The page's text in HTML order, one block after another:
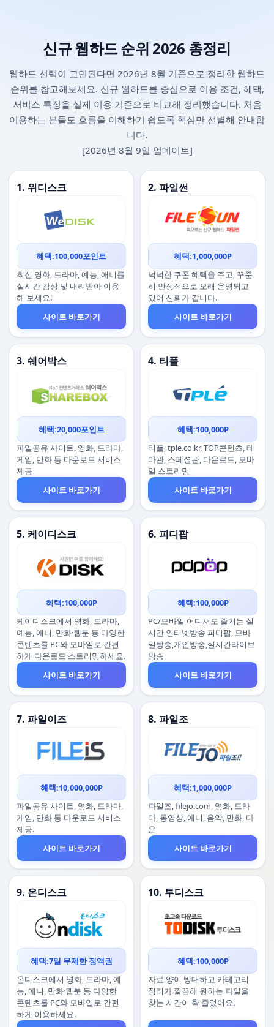
신규 웹하드 순위 2026 총정리
웹하드 선택이 고민된다면 2026년 8월 기준으로 정리한 웹하드
순위를 참고해보세요. 신규 웹하드를 중심으로 이용 조건, 혜택,
서비스 특징을 실제 이용 기준으로 비교해 정리했습니다. 처음
이용하는 분들도 흐름을 이해하기 쉽도록 핵심만 선별해 안내합
니다.
[2026년 8월 9일 업데이트]
1. 위디스크
혜택:100,000포인트
최신 영화, 드라마, 예능, 애니를
실시간 감상 및 내려받아 이용
해 보세요!
사이트 바로가기
2. 파일썬
혜택:1,000,000P
넉넉한 쿠폰 혜택을 주고, 꾸준
히 안정적으로 오래 운영되고
있어 신뢰가 갑니다.
사이트 바로가기
3. 쉐어박스
혜택:20,000포인트
파일공유 사이트, 영화, 드라마,
게임, 만화 등 다운로드 서비스
제공
사이트 바로가기
4. 티플
혜택:100,000P
티플, tple.co.kr, TOP콘텐츠, 테
마관, 스페셜관, 다운로드, 모바
일 스트리밍
사이트 바로가기
5. 케이디스크
혜택:100,000P
케이디스크에서 영화, 드라마,
예능, 애니, 만화·웹툰 등 다양한
콘텐츠를 PC와 모바일로 간편
하게 다운로드·스트리밍하세요.
사이트 바로가기
6. 피디팝
혜택:100,000P
PC/모바일 어디서도 즐기는 실
시간 인터넷방송 피디팝, 모바
일방송,개인방송,실시간라이브
방송
사이트 바로가기
7. 파일이즈
혜택:10,000,000P
파일공유 사이트, 영화, 드라마,
게임, 만화 등 다운로드 서비스
제공.
사이트 바로가기
8. 파일조
혜택:1,000,000P
파일조, filejo.com, 영화, 드라
마, 동영상, 애니, 음악, 만화, 다
운
사이트 바로가기
9. 온디스크
혜택:7일 무제한 정액권
온디스크에서 영화, 드라마, 예
능, 애니, 만화·웹툰 등 다양한
콘텐츠를 PC와 모바일로 간편
하게 이용하세요.
10. 투디스크
혜택:100,000P
자료 양이 방대하고 카테고리
정리가 깔끔해 원하는 파일을
찾는 시간이 확 줄었어요.